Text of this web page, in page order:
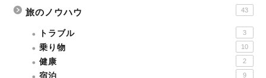
旅のノウハウ 43
トラブル 3
乗り物 10
健康 2
宿泊 9